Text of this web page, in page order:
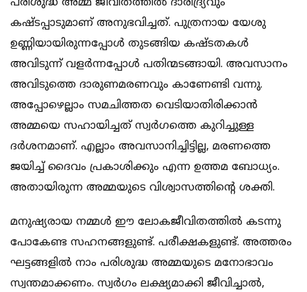
പരിശുദ്ധ അമ്മ ജീവിതത്തില്‍ ദാരിദ്ര്യവും
കഷ്ടപ്പാടുമാണ് അനുഭവിച്ചത്. പുത്രനായ യേശു
ഉണ്ണിയായിരുന്നപ്പോള്‍ തുടങ്ങിയ കഷ്ടതകള്‍
അവിടുന്ന് വളര്‍ന്നപ്പോള്‍ പതിന്മടങ്ങായി. അവസാനം
അവിടുത്തെ ദാരുണമരണവും കാണേണ്ടി വന്നു.
അപ്പോഴെല്ലാം സമചിത്തത വെടിയാതിരിക്കാന്‍
അമ്മയെ സഹായിച്ചത് സ്വര്‍ഗത്തെ കുറിച്ചുള്ള
ദര്‍ശനമാണ്. എല്ലാം അവസാനിച്ചിട്ടില്ല, മരണത്തെ
ജയിച്ച് ദൈവം പ്രകാശിക്കും എന്ന ഉത്തമ ബോധ്യം.
അതായിരുന്ന അമ്മയുടെ വിശ്വാസത്തിന്റെ ശക്തി.
മനുഷ്യരായ നമ്മള്‍ ഈ ലോകജീവിതത്തില്‍ കടന്നു
പോകേണ്ട സഹനങ്ങളുണ്ട്. പരീക്ഷകളുണ്ട്. അത്തരം
ഘട്ടങ്ങളില്‍ നാം പരിശുദ്ധ അമ്മയുടെ മനോഭാവം
സ്വന്തമാക്കണം. സ്വര്‍ഗം ലക്ഷ്യമാക്കി ജീവിച്ചാല്‍,